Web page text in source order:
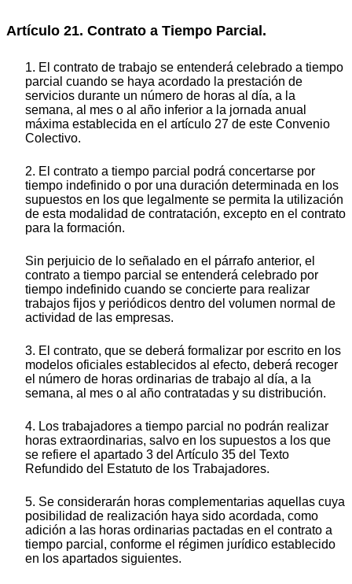
Artículo 21. Contrato a Tiempo Parcial.
1. El contrato de trabajo se entenderá celebrado a tiempo
parcial cuando se haya acordado la prestación de
servicios durante un número de horas al día, a la
semana, al mes o al año inferior a la jornada anual
máxima establecida en el artículo 27 de este Convenio
Colectivo.
2. El contrato a tiempo parcial podrá concertarse por
tiempo indefinido o por una duración determinada en los
supuestos en los que legalmente se permita la utilización
de esta modalidad de contratación, excepto en el contrato
para la formación.
Sin perjuicio de lo señalado en el párrafo anterior, el
contrato a tiempo parcial se entenderá celebrado por
tiempo indefinido cuando se concierte para realizar
trabajos fijos y periódicos dentro del volumen normal de
actividad de las empresas.
3. El contrato, que se deberá formalizar por escrito en los
modelos oficiales establecidos al efecto, deberá recoger
el número de horas ordinarias de trabajo al día, a la
semana, al mes o al año contratadas y su distribución.
4. Los trabajadores a tiempo parcial no podrán realizar
horas extraordinarias, salvo en los supuestos a los que
se refiere el apartado 3 del Artículo 35 del Texto
Refundido del Estatuto de los Trabajadores.
5. Se considerarán horas complementarias aquellas cuya
posibilidad de realización haya sido acordada, como
adición a las horas ordinarias pactadas en el contrato a
tiempo parcial, conforme el régimen jurídico establecido
en los apartados siguientes.